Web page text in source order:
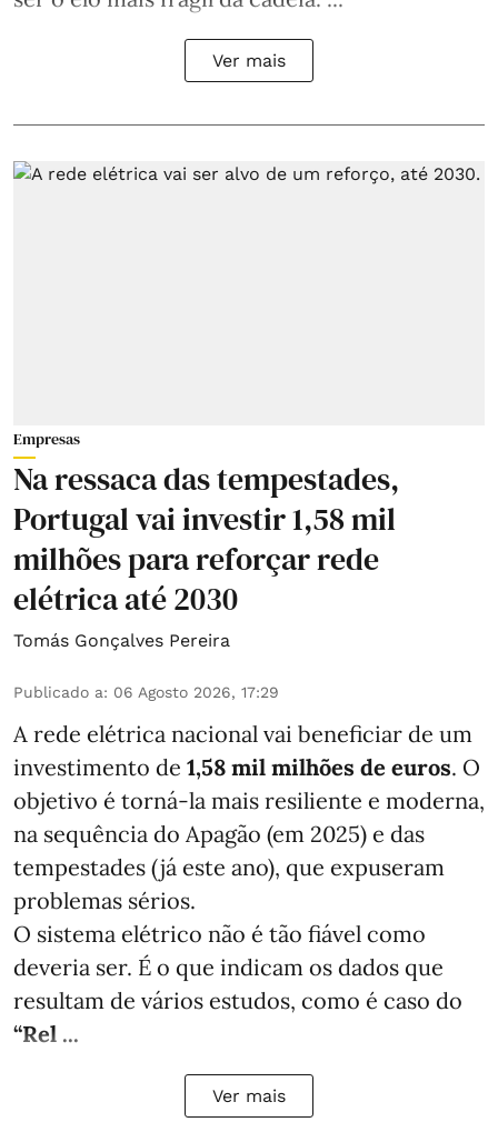
Ver mais
Empresas
Na ressaca das tempestades,
Portugal vai investir 1,58 mil
milhões para reforçar rede
elétrica até 2030
Tomás Gonçalves Pereira
Publicado a: 06 Agosto 2026, 17:29
A rede elétrica nacional vai beneficiar de um
investimento de 1,58 mil milhões de euros. O
objetivo é torná-la mais resiliente e moderna,
na sequência do Apagão (em 2025) e das
tempestades (já este ano), que expuseram
problemas sérios.
O sistema elétrico não é tão fiável como
deveria ser. É o que indicam os dados que
resultam de vários estudos, como é caso do
“Rel ...
Ver mais